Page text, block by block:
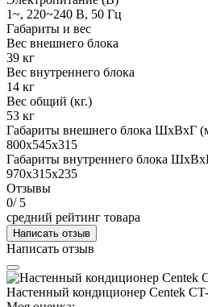
1~, 220~240 В, 50 Гц
Габариты и вес
Вес внешнего блока
39 кг
Вес внутреннего блока
14 кг
Вес общий (кг.)
53 кг
Габариты внешнего блока ШхВхГ
800x545x315
Габариты внутреннего блока
970x315x235
Отзывы
0/ 5
средний рейтинг товара
Написать отзыв
Написать отзыв
Настенный кондиционер Centek